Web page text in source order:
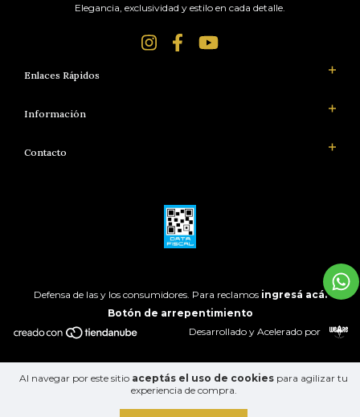
Al navegar por este sitio aceptás el uso de cookies para agilizar tu
experiencia de compra.
Elegancia, exclusividad y estilo en cada detalle.
Enlaces Rápidos
Información
Contacto
Defensa de las y los consumidores. Para reclamos ingresá acá.
Botón de arrepentimiento
Desarrollado y Acelerado por